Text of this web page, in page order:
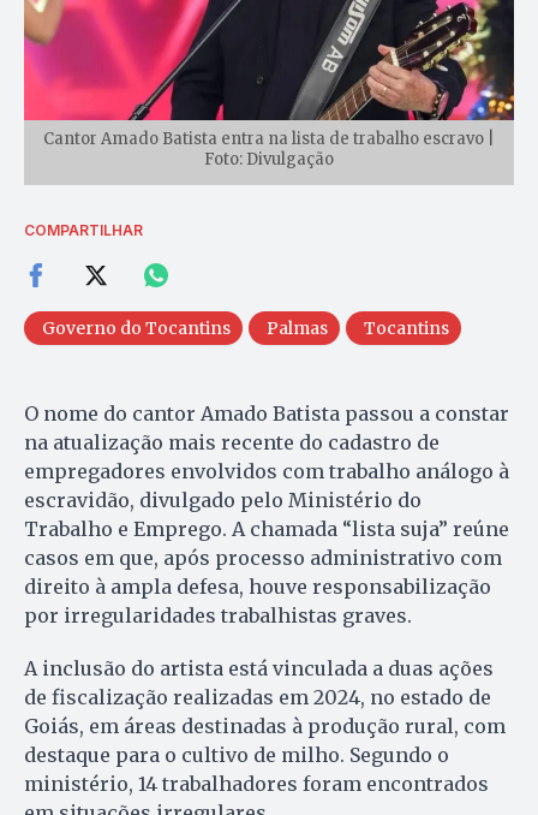
Cantor Amado Batista entra na lista de trabalho escravo |
Foto: Divulgação
COMPARTILHAR
Governo do Tocantins Palmas Tocantins
O nome do cantor Amado Batista passou a constar
na atualização mais recente do cadastro de
empregadores envolvidos com trabalho análogo à
escravidão, divulgado pelo Ministério do
Trabalho e Emprego. A chamada “lista suja” reúne
casos em que, após processo administrativo com
direito à ampla defesa, houve responsabilização
por irregularidades trabalhistas graves.
A inclusão do artista está vinculada a duas ações
de fiscalização realizadas em 2024, no estado de
Goiás, em áreas destinadas à produção rural, com
destaque para o cultivo de milho. Segundo o
ministério, 14 trabalhadores foram encontrados